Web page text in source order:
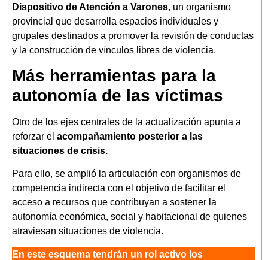
Dispositivo de Atención a Varones, un organismo
provincial que desarrolla espacios individuales y
grupales destinados a promover la revisión de conductas
y la construcción de vínculos libres de violencia.
Más herramientas para la
autonomía de las víctimas
Otro de los ejes centrales de la actualización apunta a
reforzar el acompañamiento posterior a las
situaciones de crisis.
Para ello, se amplió la articulación con organismos de
competencia indirecta con el objetivo de facilitar el
acceso a recursos que contribuyan a sostener la
autonomía económica, social y habitacional de quienes
atraviesan situaciones de violencia.
En este esquema tendrán un rol activo los